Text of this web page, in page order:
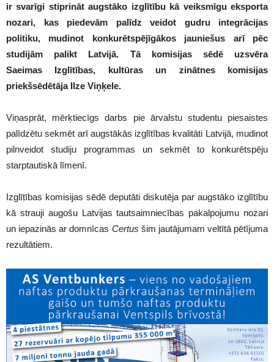
ir svarīgi stiprināt augstāko izglītību kā veiksmīgu eksporta
nozari, kas piedevām palīdz veidot gudru integrācijas
politiku, mudinot konkurētspējīgākos jauniešus arī pēc
studijām palikt Latvijā. Tā komisijas sēdē uzsvēra
Saeimas Izglītības, kultūras un zinātnes komisijas
priekšsēdētāja Ilze Viņķele.
Viņasprāt, mērķtiecīgs darbs pie ārvalstu studentu piesaistes
palīdzētu sekmēt arī augstākās izglītības kvalitāti Latvijā, mudinot
pilnveidot studiju programmas un sekmēt to konkurētspēju
starptautiskā līmenī.
Izglītības komisijas sēdē deputāti diskutēja par augstāko izglītību
kā strauji augošu Latvijas tautsaimniecības pakalpojumu nozari
un iepazinās ar domnīcas Certus šim jautājumam veltītā pētījuma
rezultātiem.